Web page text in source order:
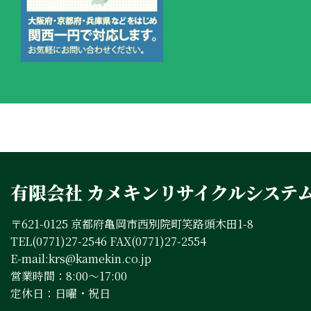
有限会社 カメキンリサイクルシステ
〒621-0125 京都府亀岡市西別院町笑路頭木田1-8
TEL(0771)27-2546 FAX(0771)27-2554
E-mail:krs@kamekin.co.jp
営業時間：8:00～17:00
定休日：日曜・祝日